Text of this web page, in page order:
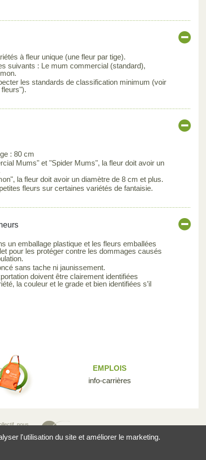
à fleur unique (une fleur par tige).
suivants : Le mum commercial (standard),
les standards de classification minimum (voir
: 80 cm
Mums" et "Spider Mums", la fleur doit avoir un
la fleur doit avoir un diamètre de 8 cm et plus.
fleurs sur certaines variétés de fantaisie.
un emballage plastique et les fleurs emballées
pour les protéger contre les dommages causés
sans tache ni jaunissement.
doivent être clairement identifiées
la couleur et le grade et bien identifiées s’il
EMPLOIS
info-carrières
nous
l'utilisation du site et améliorer le marketing.